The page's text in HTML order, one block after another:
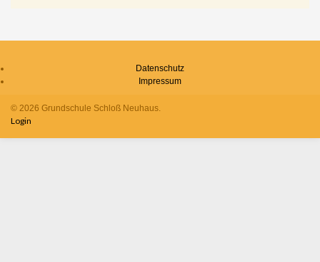
Datenschutz
Impressum
© 2026 Grundschule Schloß Neuhaus.
Login